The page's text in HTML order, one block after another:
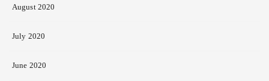
August 2020
July 2020
June 2020